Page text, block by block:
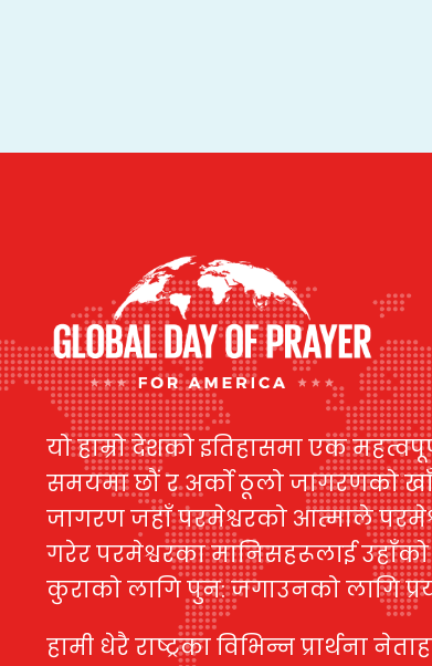
यो हाम्रो देशको इतिहासमा एक
समयमा छौं र अर्को ठूलो जागरणको
जागरण जहाँ परमेश्वरको आत्माले
गरेर परमेश्वरका मानिसहरूलाई उहाँको
कुराको लागि पुन: जगाउनको लागि
हामी धेरै राष्ट्रका विभिन्न प्रार्थना